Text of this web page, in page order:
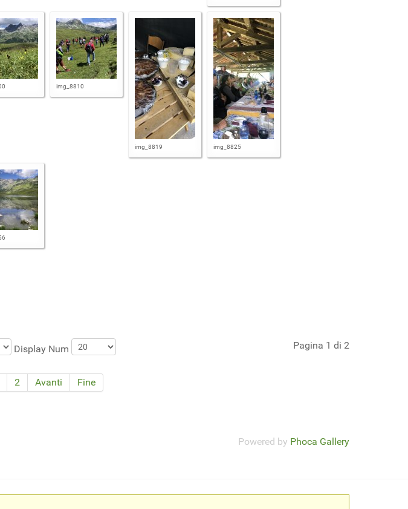
img_8810
img_8819 img_8825
Display Num Pagina 1 di 2
2 Avanti Fine
Powered by Phoca Gallery